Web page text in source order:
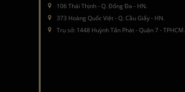
106 Thái Thịnh - Q. Đống Đa - HN.
373 Hoàng Quốc Việt - Q. Cầu Giấy - HN.
Trụ sở: 1448 Huỳnh Tấn Phát - Quận 7 - TPHCM.